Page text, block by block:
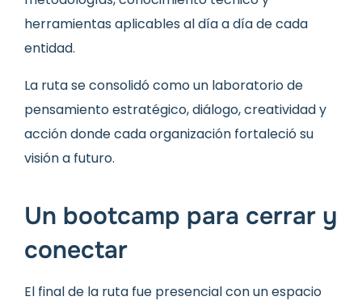
herramientas aplicables al día a día de cada
entidad.
La ruta se consolidó como un laboratorio de
pensamiento estratégico, diálogo, creatividad y
acción donde cada organización fortaleció su
visión a futuro.
Un bootcamp para cerrar y
conectar
El final de la ruta fue presencial con un espacio